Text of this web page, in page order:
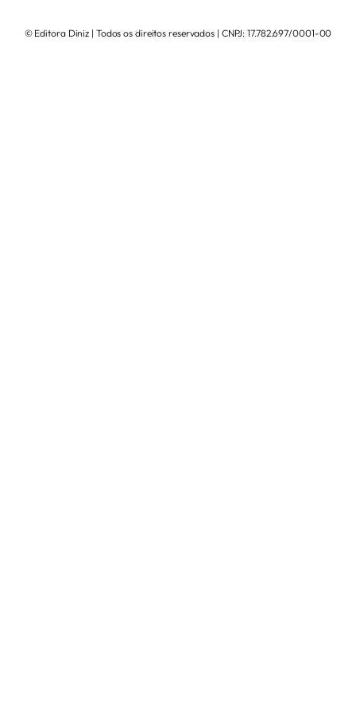
© Editora Diniz | Todos os direitos reservados | CNPJ: 17.782.697/0001-00